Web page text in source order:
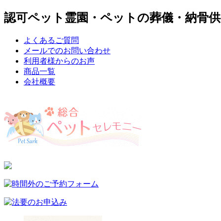
認可ペット霊園・ペットの葬儀・納骨
よくあるご質問
メールでのお問い合わせ
利用者様からのお声
商品一覧
会社概要